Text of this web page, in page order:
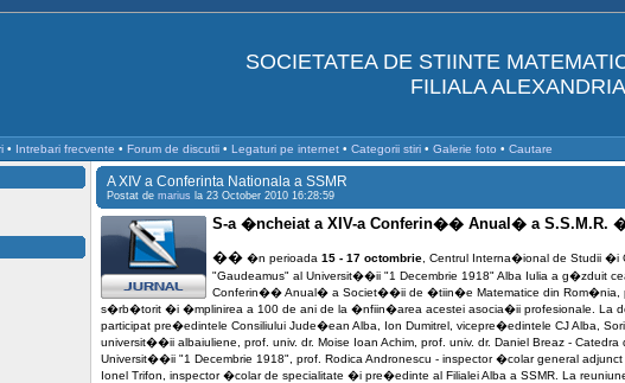
SOCIETATEA DE STIINTE
FILIALA ALEXANDRIA
• Intrebari frecvente • Forum de discutii• Legaturi pe internet• Categorii stiri• Galerie foto • Cautare
A XIV a Conferinta Nationala a SSMR
Postat de marius la 23 October 2010 16:28:59
S-a �ncheiat a XIV-a Conferin�� Anual� a S.S.M.R.
�� �n perioada 15 - 17 octombrie, Centrul Interna�ional de Studii �i
"Gaudeamus" al Universit��ii "1 Decembrie 1918" Alba Iulia a g�zduit
Conferin�� Anual� a Societ��ii de �tiin�e Matematice din Rom�nia,
s�rb�torit �i �mplinirea a 100 de ani de la �nfiin�area acestei asocia�ii profesionale. La
participat pre�edintele Consiliului Jude�ean Alba, Ion Dumitrel, vicepre�edintele CJ Alba,
universit��ii albaiuliene, prof. univ. dr. Moise Ioan Achim, prof. univ. dr. Daniel Breaz -
Universit��ii "1 Decembrie 1918", prof. Rodica Andronescu - inspector �colar general
Ionel Trifon, inspector �colar de specialitate �i pre�edinte al Filialei Alba a SSMR. La